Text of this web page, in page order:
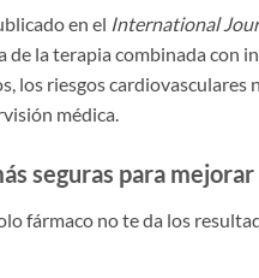
en el International
de la terapia combinada con
los riesgos
médica.
seguras para
fármaco no te da los